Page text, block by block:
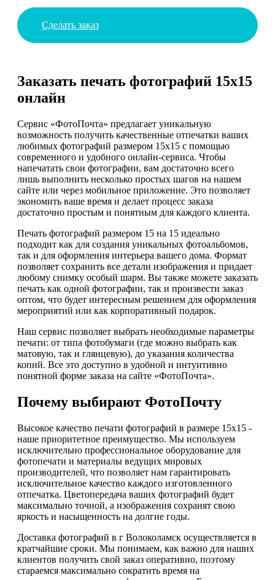
Сделать заказ
Заказать печать фотографий 15х15
онлайн
Сервис «ФотоПочта» предлагает уникальную
возможность получить качественные отпечатки ваших
любимых фотографий размером 15х15 с помощью
современного и удобного онлайн-сервиса. Чтобы
напечатать свои фотографии, вам достаточно всего
лишь выполнить несколько простых шагов на нашем
сайте или через мобильное приложение. Это позволяет
экономить ваше время и делает процесс заказа
достаточно простым и понятным для каждого клиента.
Печать фотографий размером 15 на 15 идеально
подходит как для создания уникальных фотоальбомов,
так и для оформления интерьера вашего дома. Формат
позволяет сохранить все детали изображения и придает
любому снимку особый шарм. Вы также можете заказать
печать как одной фотографии, так и произвести заказ
оптом, что будет интересным решением для оформления
мероприятий или как корпоративный подарок.
Наш сервис позволяет выбрать необходимые параметры
печати: от типа фотобумаги (где можно выбрать как
матовую, так и глянцевую), до указания количества
копий. Все это доступно в удобной и интуитивно
понятной форме заказа на сайте «ФотоПочта».
Почему выбирают ФотоПочту
Высокое качество печати фотографий в размере 15х15 -
наше приоритетное преимущество. Мы используем
исключительно профессиональное оборудование для
фотопечати и материалы ведущих мировых
производителей, что позволяет нам гарантировать
исключительное качество каждого изготовленного
отпечатка. Цветопередача ваших фотографий будет
максимально точной, а изображения сохранят свою
яркость и насыщенность на долгие годы.
Доставка фотографий в г Волоколамск осуществляется в
кратчайшие сроки. Мы понимаем, как важно для наших
клиентов получить свой заказ оперативно, поэтому
стараемся максимально сократить время на